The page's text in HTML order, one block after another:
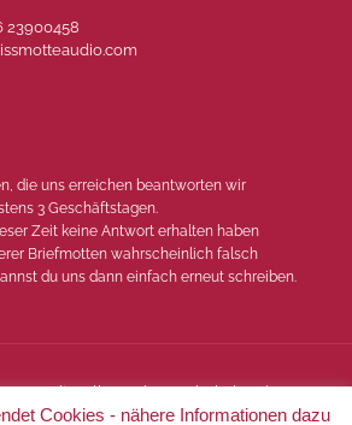
23900458
die uns erreichen beantworten wir
3 Geschäftstagen.
Zeit keine Antwort erhalten haben
Briefmotten wahrscheinlich falsch
du uns dann einfach erneut schreiben.
Audio. Alle Rechte vorbehalten |
|Datenschutz
Cookies - nähere Informationen dazu